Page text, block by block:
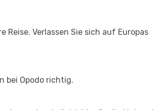
Reise. Verlassen Sie sich auf Europas
bei Opodo richtig.